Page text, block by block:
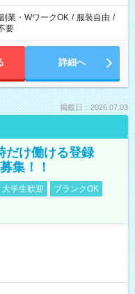
副業・WワークOK / 服装自由 /
要
詳細へ
掲載日：2026.07.03
だけ働ける登録
集！！
大学生歓迎
ブランクOK